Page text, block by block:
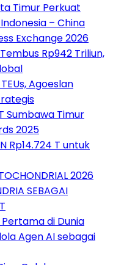
Timur Perkuat
– China
Exchange 2026
Rp942 Triliun,
Agoeslan
Sumbawa Timur
2025
Rp14.724 T untuk
2026
SEBAGAI
di Dunia
Agen AI sebagai